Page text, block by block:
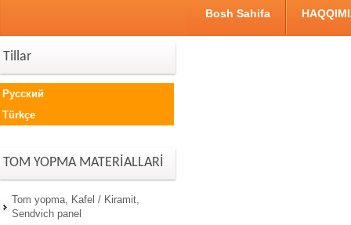
Bosh Sahifa
Tillar
Русский
Türkçe
TOM YOPMA MATERİALLARİ
Tom yopma, Kafel / Kiramit,
Sendvich panel